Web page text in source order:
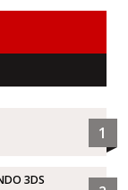
1
3DS